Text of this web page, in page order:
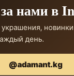
нами в
день.
@adamant.kg